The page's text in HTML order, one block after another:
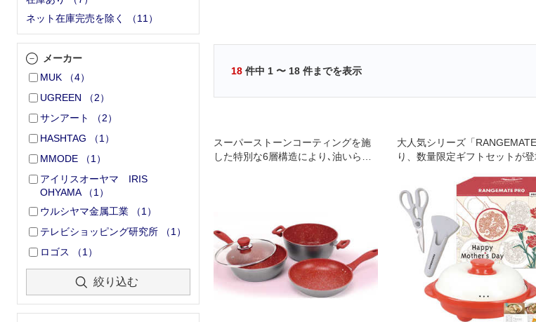
ネット在庫完売を除く
（11 ）
メーカー
MUK
（4）
UGREEN
（2）
サンアート
（2）
HASHTAG
（1 ）
MMODE
（1 ）
アイリスオーヤマ IRIS
OHYAMA
（1 ）
ウルシヤマ金属工業
（1 ）
テレビショッピング研究所
（1 ）
ロゴス
（1 ）
絞り込む
18 件中 1 〜 18 件までを表示
スーパーストーンコーティングを施
した特別な6層構造により､油いらず
大人気シリーズ「
り、数量限定ギフトセットが登
キッチンハサミをセットにしま
た。